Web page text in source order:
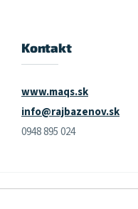
Kontakt
www.maqs.sk
info@rajbazenov.sk
0948 895 024